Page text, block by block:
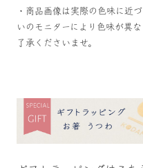
・商品画像は実際の色味に近
いのモニターにより色味が異
了承くださいませ。